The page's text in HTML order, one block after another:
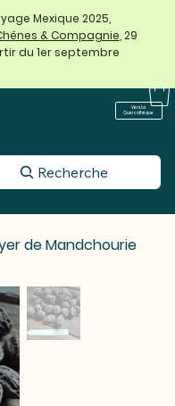
Recherche
Vers La
Quercothèque
Mexique 2025,
& Compagnie, 29
du 1er septembre
de Mandchourie